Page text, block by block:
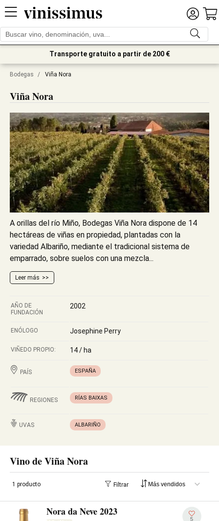
Transporte gratuito a partir de 200 €
Bodegas / Viña Nora
Viña Nora
A orillas del río Miño, Bodegas Viña Nora dispone de 14
hectáreas de viñas en propiedad, plantadas con la
variedad Albariño, mediante el tradicional sistema de
emparrado, sobre suelos con una mezcla...
Leer más
AÑO DE
FUNDACIÓN
2002
ENÓLOGO Josephine Perry
VIÑEDO PROPIO: 14 / ha
PAÍS ESPAÑA
REGIONES RÍAS BAIXAS
UVAS ALBARIÑO
Vino de Viña Nora
1 producto Filtrar
Nora da Neve 2023
5